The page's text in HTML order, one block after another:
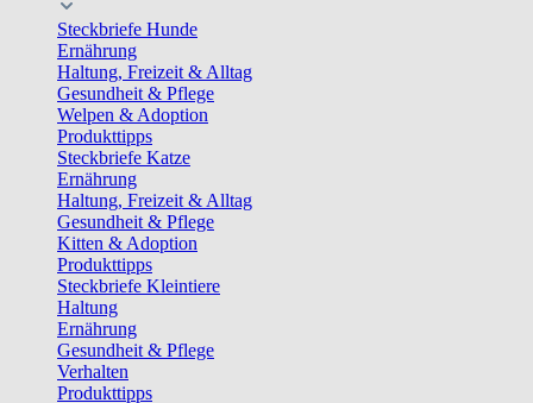
Steckbriefe Hunde
Ernährung
Haltung, Freizeit & Alltag
Gesundheit & Pflege
Welpen & Adoption
Produkttipps
Steckbriefe Katze
Ernährung
Haltung, Freizeit & Alltag
Gesundheit & Pflege
Kitten & Adoption
Produkttipps
Steckbriefe Kleintiere
Haltung
Ernährung
Gesundheit & Pflege
Verhalten
Produkttipps